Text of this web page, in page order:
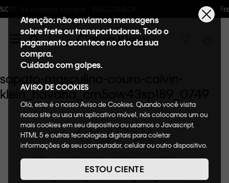
Frete GRÁTIS nas compras
Atenção: não enviamos mensagens
sobre frete ou transportadoras. Todo o
pagamento acontece no ato da sua
compra.
Cuidado com golpes.
AVISO DE COOKIES
Olá, este é o nosso Aviso de Cookies. Quando você visita
nosso site ou usa um aplicativo móvel, nós colocamos um ou
mais cookies em seu dispositivo ou usamos o Javascript,
HTML 5 e outras tecnologias digitais para coletar
informações de seu computador, celular ou outro dispositivo.
de cookies, informaremos quais cookies usaremos e quais
suas funções. A forma como processamos os dados
ESTOU CIENTE
sapato-masculino-couro-calvin-
klein_havana_cm5ow43sp189_0749
OOPS!
Não encontramos nenhum resultado
sapato-masculino-couro-calvin-
klein_havana_cm5ow43sp189_0749"